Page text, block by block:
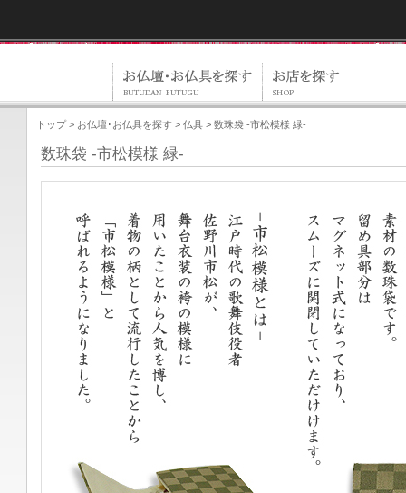
トップ> お仏壇･お仏具を探す > 仏具 > 数珠袋 -市松模様 緑-
数珠袋 -市松模様 緑-